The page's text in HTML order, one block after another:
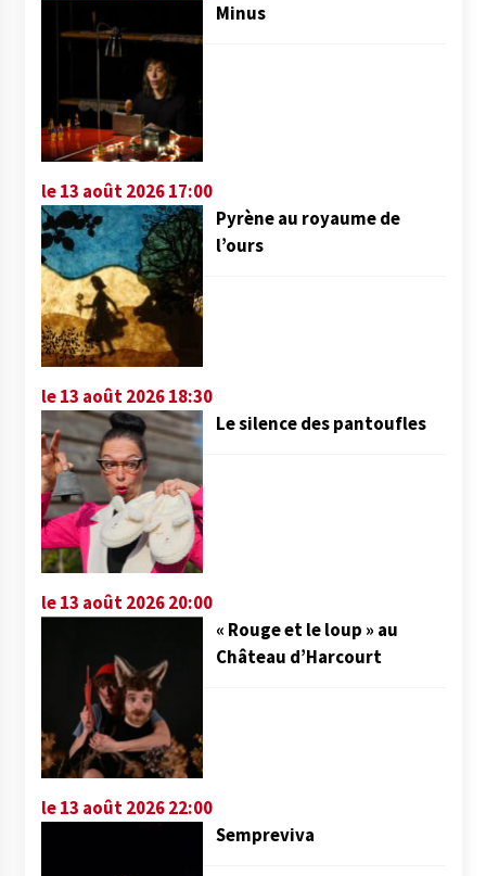
Minus
le 13 août 2026 17:00
Pyrène au royaume de
l’ours
le 13 août 2026 18:30
Le silence des pantoufles
le 13 août 2026 20:00
« Rouge et le loup » au
Château d’Harcourt
le 13 août 2026 22:00
Sempreviva